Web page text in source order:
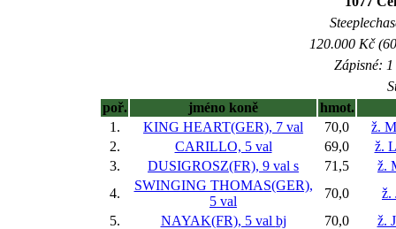
120.000 Kč
Zápisné:
poř.
jméno koně
hmot.
1.
KING HEART(GER), 7 val 70,0
ž.
2.
CARILLO, 5 val 69,0
ž.
3.
DUSIGROSZ(FR), 9 val s 71,5
ž.
4.
SWINGING THOMAS(GER),
5 val
70,0
ž.
5.
NAYAK(FR), 5 val bj 70,0
ž.